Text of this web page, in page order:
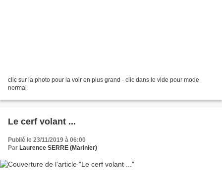
clic sur la photo pour la voir en plus grand - clic dans le vide pour mode
normal
Le cerf volant ...
Publié le 23/11/2019 à 06:00
Par Laurence SERRE (Marinier)